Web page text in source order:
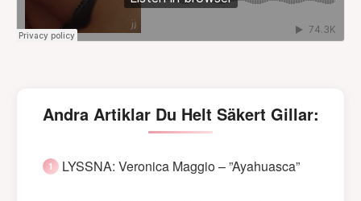
Andra Artiklar Du Helt Säkert Gillar:
LYSSNA: Veronica Maggio – ”Ayahuasca”